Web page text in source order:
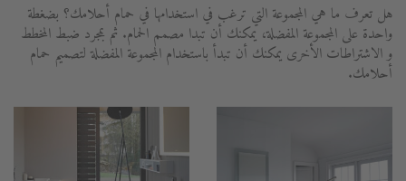
هل تعرف ما هي المجموعة التي ترغب في استخدامها في حمام أحلامك؟ بضغطة
واحدة على المجموعة المفضلة، يمكنك أن تبدا مصمم الحمام. ثم بمجرد ضبط المخطط
و الاشتراطات الأخرى يمكنك أن تبدأ باستخدام المجموعة المفضلة لتصميم حمام
أحلامك.